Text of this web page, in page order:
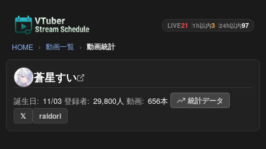
LIVE21 1h以内3 24h以内97
HOME 動画一覧 動画統計
蒼星すい
誕生日: 11/03 登録者: 29,800人 動画: 656本
統計データ
𝕏
raidori